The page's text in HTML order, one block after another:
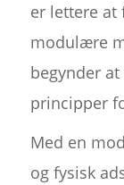
er lettere at
modulære
begynder
principper
Med en
og fysisk